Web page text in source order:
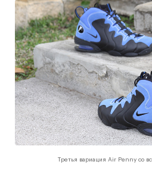
Третья вариация Air Penny со